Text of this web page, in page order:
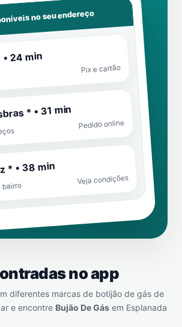
no seu endereço
24 min
Pix e cartão
* • 31 min
Pedido online
* • 38 min
bairro
Veja condições
no app
diferentes marcas de botijão de gás de
e encontre Bujão De Gás em Esplanada